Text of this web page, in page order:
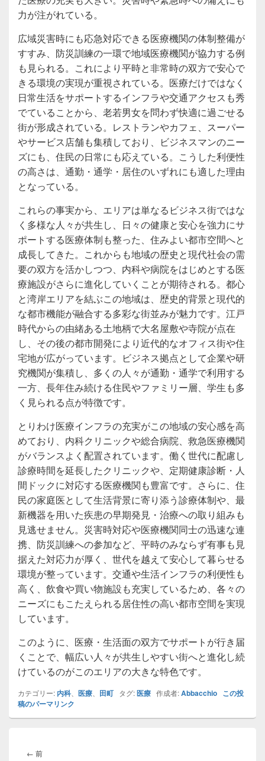
力が注がれている。
広域災害時にも応急対応できる医療機関の体制整備が
すすみ、防災訓練の一環で地域医療機関が協力する例
も見られる。これにより平時と非常時の双方で安心で
きる環境の実現が重視されている。医療だけではなく
日常生活をサポートするインフラや交通アクセスも秀
でていることから、老若男女を問わず快適に過ごせる
街が形成されている。レストランやカフェ、スーパー
やサービス店舗も集積しており、ビジネスマンのニー
ズにも、住民の日常にも応えている。こうした利便性
の高さは、通勤・通学・居住のいずれにも適した理由
となっている。
これらの事実から、エリアは単なるビジネス街ではな
く多様な人々が共生し、日々の健康と安心を強力にサ
ポートする医療体制も整った、住みよい都市空間へと
成長してきた。これからも地域の歴史と現代社会の需
要の双方を活かしつつ、内科や病院をはじめとする医
療施設がさらに進化していくことが期待される。都心
と湾岸エリアを結ぶこの地域は、歴史的背景と現代的
な都市機能が融合する多彩な街並みが魅力です。江戸
時代からの由緒ある土地柄で大名屋敷や寺院が点在
し、その後の都市開発により近代的なオフィス街や住
宅地が広がっています。ビジネス拠点として企業や研
究機関が集積し、多くの人々が通勤・通学で利用する
一方、長年住み続ける住民やファミリー層、学生も多
く見られる点が特徴です。
とりわけ医療インフラの充実がこの地域の安心感を高
めており、内科クリニックや総合病院、救急医療機関
がバランスよく配置されています。働く世代に配慮し
診療時間を延長したクリニックや、定期健康診断・人
間ドックに対応する医療機関も豊富です。さらに、住
民の家庭医として生活背景に寄り添う診療体制や、最
新機器を用いた疾患の早期発見・治療への取り組みも
見逃せません。災害時対応や医療機関同士の迅速な連
携、防災訓練への参加など、平時のみならず有事も見
据えた対応力が厚く、世代を越えて安心して暮らせる
環境が整っています。交通や生活インフラの利便性も
高く、飲食や買い物施設も充実しているため、各々の
ニーズにもこたえられる居住性の高い都市空間を実現
しています。
このように、医療・生活面の双方でサポートが行き届
くことで、幅広い人々が共生しやすい街へと進化し続
けているのがこのエリアの大きな特色です。
カテゴリー: 内科、 医療 田町タグ:医療 作成者:Abbacchio この投
稿のパーマリンク
稿
← 前前